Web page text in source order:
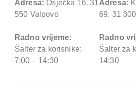
Adresa: Osječka 16, 31
550 Valpovo
Radno vrijeme:
Šalter za korisnike:
7:00 – 14:30
Adresa:
69, 31
Radno
Šalter za
14:30